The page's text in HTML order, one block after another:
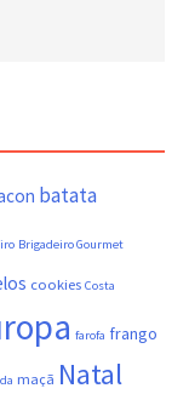
batata
Brigadeiro Gourmet
cookies Costa
farofa frango
maçã Natal